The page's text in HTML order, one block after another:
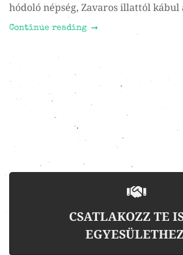
hódoló népség, Zavaros illattól kábul
Continue reading
CSATLAKOZZ TE